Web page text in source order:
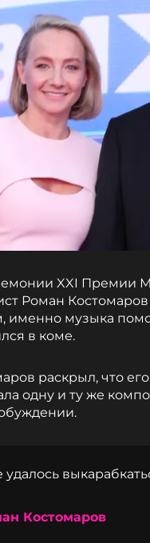
XXI Премии
Роман
именно музыка
в коме.
раскрыл, что
одну и ту же
Костомаров